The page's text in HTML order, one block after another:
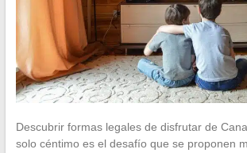
Descubrir formas legales de disfrutar de
solo céntimo es el desafío que se proponen